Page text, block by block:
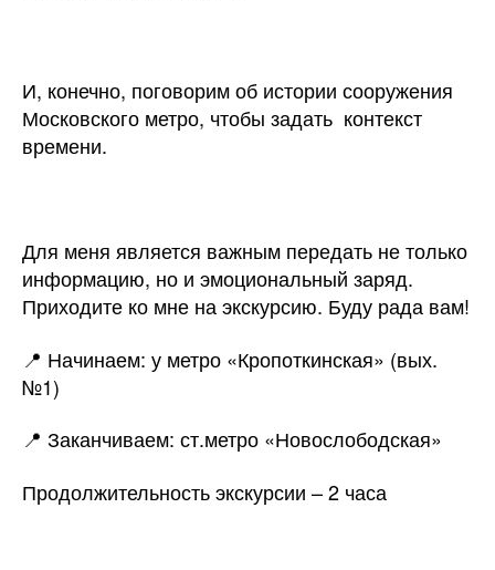
И, конечно, поговорим об истории сооружения
Московского метро, чтобы задать контекст
времени.
Для меня является важным передать не только
информацию, но и эмоциональный заряд.
Приходите ко мне на экскурсию. Буду рада вам!
📍 Начинаем: у метро «Кропоткинская» (вых.
№1)
📍 Заканчиваем: ст.метро «Новослободская»
Продолжительность экскурсии – 2 часа